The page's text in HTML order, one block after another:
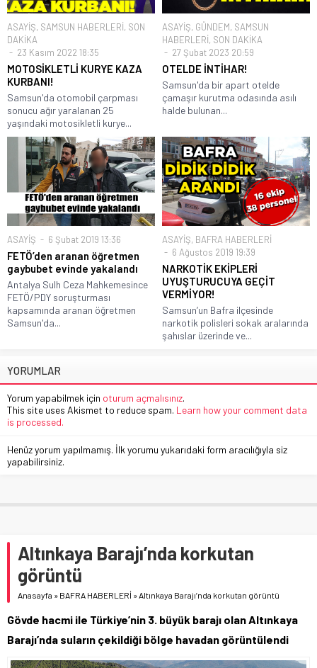
ASAYİŞ, SAMSUN HABERLERİ, SON
DAKİKA
23 Kasım 2022 18:35
MOTOSİKLETLİ KURYE KAZA
KURBANI!
Samsun'da otomobil çarpması
sonucu ağır yaralanan 25
yaşındaki motosikletli kurye...
ASAYİŞ, GÜNDEM, SAMSUN
HABERLERİ, SON DAKİKA
27 Şubat 2023 20:59
OTELDE İNTİHAR!
Samsun'da bir apart otelde
çamaşır kurutma odasında asılı
halde bulunan...
ASAYİŞ 6 Şubat 2019 13:36
FETÖ’den aranan öğretmen
gaybubet evinde yakalandı
Antalya Sulh Ceza Mahkemesince
FETÖ/PDY soruşturması
kapsamında aranan öğretmen
Samsun'da...
ASAYİŞ, BAFRA HABERLERİ
6 Ağustos 2019 19:39
NARKOTİK EKİPLERİ
UYUŞTURUCUYA GEÇİT
VERMİYOR!
Samsun’un Bafra ilçesinde
narkotik polisleri sokak aralarında
şahıslar üzerinde ve...
YORUMLAR
Yorum yapabilmek için oturum açmalısınız.
This site uses Akismet to reduce spam. Learn how your comment data
is processed.
Henüz yorum yapılmamış. İlk yorumu yukarıdaki form aracılığıyla siz
yapabilirsiniz.
Altınkaya Barajı’nda korkutan
görüntü
Anasayfa » BAFRA HABERLERİ » Altınkaya Barajı’nda korkutan görüntü
Gövde hacmi ile Türkiye’nin 3. büyük barajı olan Altınkaya
Barajı’nda suların çekildiği bölge havadan görüntülendi